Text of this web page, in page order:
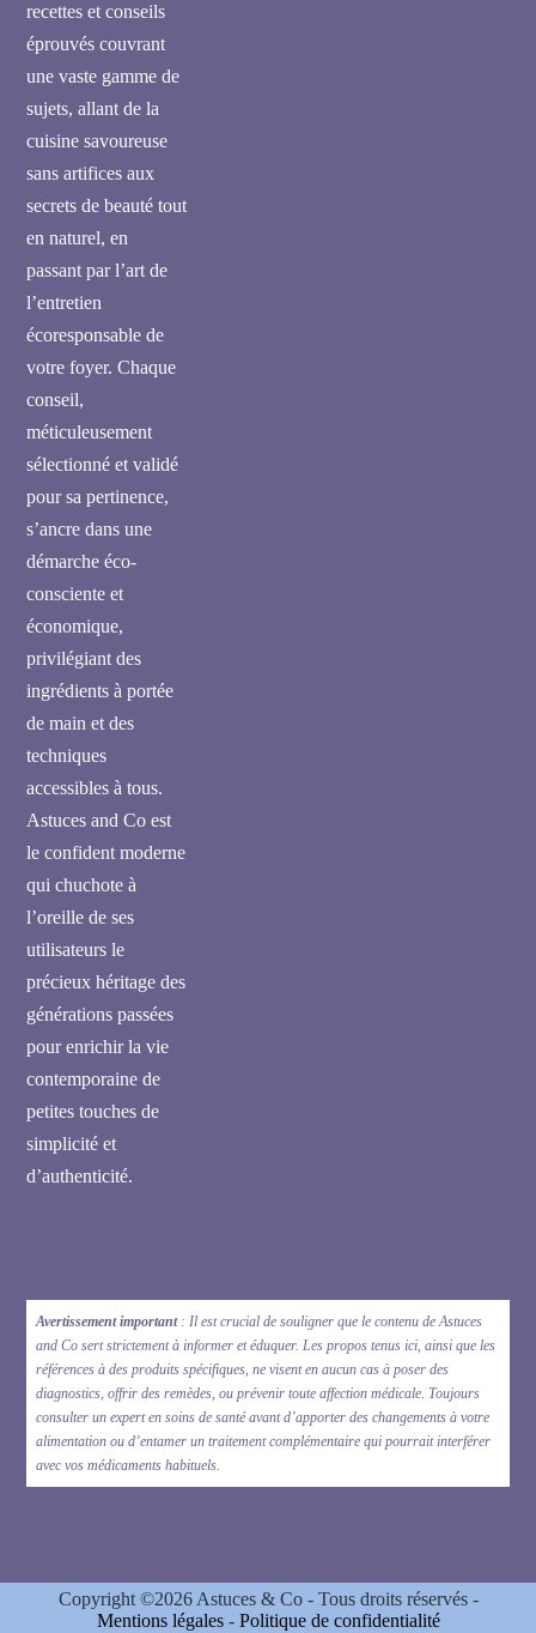
recettes et conseils
éprouvés couvrant
une vaste gamme de
sujets, allant de la
cuisine savoureuse
sans artifices aux
secrets de beauté tout
en naturel, en
passant par l’art de
l’entretien
écoresponsable de
votre foyer. Chaque
conseil,
méticuleusement
sélectionné et validé
pour sa pertinence,
s’ancre dans une
démarche éco-
consciente et
économique,
privilégiant des
ingrédients à portée
de main et des
techniques
accessibles à tous.
Astuces and Co est
le confident moderne
qui chuchote à
l’oreille de ses
utilisateurs le
précieux héritage des
générations passées
pour enrichir la vie
contemporaine de
petites touches de
simplicité et
d’authenticité.
Avertissement important : Il est crucial de souligner que le contenu de Astuces
and Co sert strictement à informer et éduquer. Les propos tenus ici, ainsi que les
références à des produits spécifiques, ne visent en aucun cas à poser des
diagnostics, offrir des remèdes, ou prévenir toute affection médicale. Toujours
consulter un expert en soins de santé avant d’apporter des changements à votre
alimentation ou d’entamer un traitement complémentaire qui pourrait interférer
avec vos médicaments habituels.
Copyright ©2026 Astuces & Co - Tous droits réservés -
Mentions légales - Politique de confidentialité